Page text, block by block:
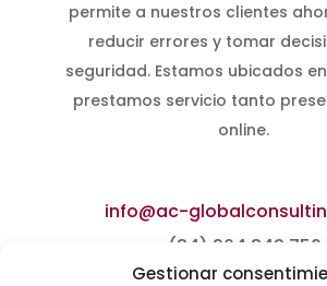
Gestionar
permite a nuestros clientes
reducir errores y tomar
seguridad. Estamos ubicados
prestamos servicio tanto
online.
info@ac-
(34) 964 342 750